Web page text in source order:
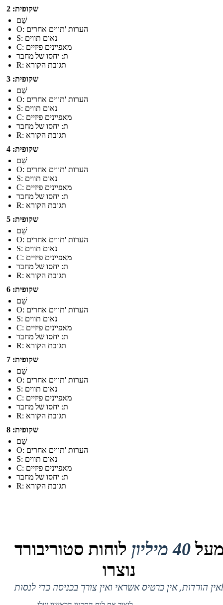
שקופית: 2
שֵׁם
O: הערות 'תווים אחרים
S: נאום תווים
C: מאפיינים פיזיים
ת: יחסו של מחבר
R: תגובת הקורא
שקופית: 3
שֵׁם
O: הערות 'תווים אחרים
S: נאום תווים
C: מאפיינים פיזיים
ת: יחסו של מחבר
R: תגובת הקורא
שקופית: 4
שֵׁם
O: הערות 'תווים אחרים
S: נאום תווים
C: מאפיינים פיזיים
ת: יחסו של מחבר
R: תגובת הקורא
שקופית: 5
שֵׁם
O: הערות 'תווים אחרים
S: נאום תווים
C: מאפיינים פיזיים
ת: יחסו של מחבר
R: תגובת הקורא
שקופית: 6
שֵׁם
O: הערות 'תווים אחרים
S: נאום תווים
C: מאפיינים פיזיים
ת: יחסו של מחבר
R: תגובת הקורא
שקופית: 7
שֵׁם
O: הערות 'תווים אחרים
S: נאום תווים
C: מאפיינים פיזיים
ת: יחסו של מחבר
R: תגובת הקורא
שקופית: 8
שֵׁם
O: הערות 'תווים אחרים
S: נאום תווים
C: מאפיינים פיזיים
ת: יחסו של מחבר
R: תגובת הקורא
40 מיליון
לוחות סטוריבורד
נוצרו
אין הורדות, אין כרטיס אשראי ואין צורך בכניסה כדי לנסות!